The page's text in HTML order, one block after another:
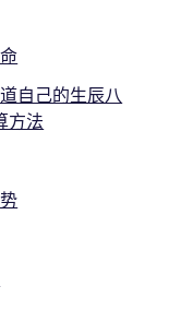
自己的生辰八
方法